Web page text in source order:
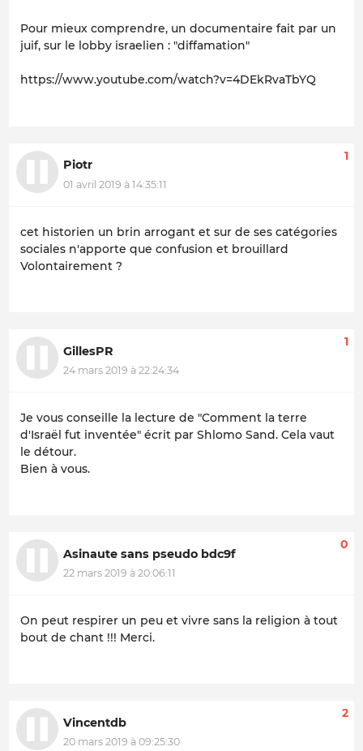
Pour mieux comprendre, un documentaire fait par un
juif, sur le lobby israelien : "diffamation"
https://www.youtube.com/watch?v=4DEkRvaTbYQ
Piotr
01 avril 2019 à 14:35:11
1
cet historien un brin arrogant et sur de ses catégories
sociales n'apporte que confusion et brouillard
Volontairement ?
GillesPR
24 mars 2019 à 22:24:34
1
Je vous conseille la lecture de "Comment la terre
d'Israël fut inventée" écrit par Shlomo Sand. Cela vaut
le détour.
Bien à vous.
Asinaute sans pseudo bdc9f
22 mars 2019 à 20:06:11
0
On peut respirer un peu et vivre sans la religion à tout
bout de chant !!! Merci.
Vincentdb
20 mars 2019 à 09:25:30
2